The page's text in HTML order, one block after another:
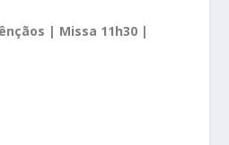
| Missa 11h30 |